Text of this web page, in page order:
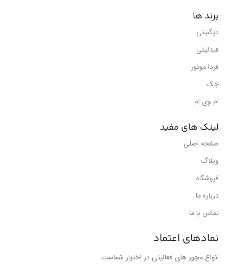
برند ها
دیگنیتی
فیدلیتی
فردا موتور
جک
ام وی ام
لینک های مفید
صفحه اصلی
وبلاگ
فروشگاه
درباره ما
تماس با ما
نمادهای اعتماد
انواع مجوز های فعالیتی در اختیار شماست